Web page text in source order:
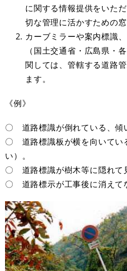
に関する情報提供をいた
切な管理に活かすための窓
カーブミラーや案内標識
（国土交通省・広島県・
関しては、管轄する道路
ます。
《例》
〇 道路標識が倒れている、傾
〇 道路標識板が横を向いてい
い）。
〇 道路標識が樹木等に隠れて
〇 道路標示が工事後に消えて